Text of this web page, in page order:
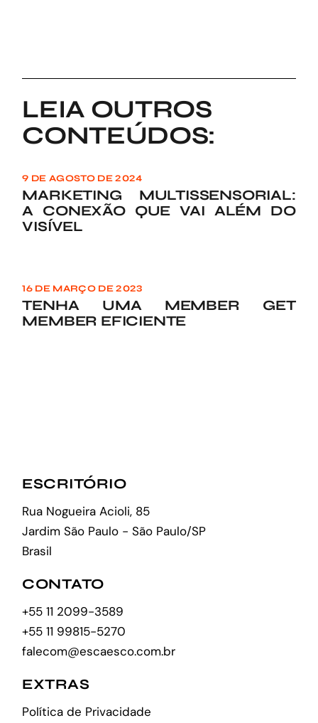
LEIA OUTROS
CONTEÚDOS:
9 DE AGOSTO DE 2024
MARKETING MULTISSENSORIAL:
A CONEXÃO QUE VAI ALÉM DO
VISÍVEL
16 DE MARÇO DE 2023
TENHA UMA MEMBER GET
MEMBER EFICIENTE
ESCRITÓRIO
Rua Nogueira Acioli, 85
Jardim São Paulo - São Paulo/SP
Brasil
CONTATO
+55 11 2099-3589
+55 11 99815-5270
falecom@escaesco.com.br
EXTRAS
Política de Privacidade